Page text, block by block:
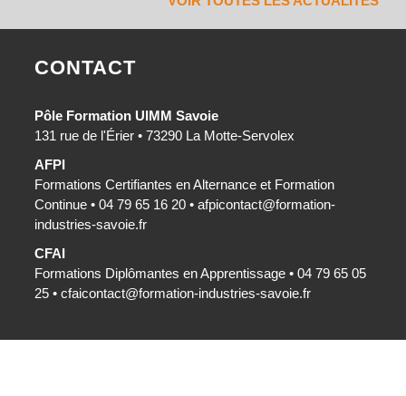
CONTACT
Pôle Formation UIMM Savoie
131 rue de l'Érier • 73290 La Motte-Servolex
AFPI
Formations Certifiantes en Alternance et Formation
Continue • 04 79 65 16 20 • afpicontact@formation-
industries-savoie.fr
CFAI
Formations Diplômantes en Apprentissage • 04 79 65 05
25 • cfaicontact@formation-industries-savoie.fr